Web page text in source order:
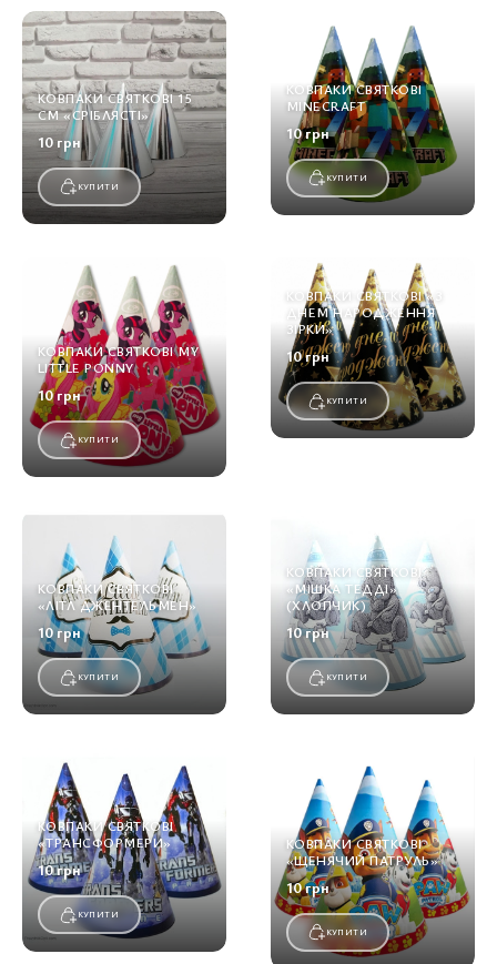
КОВПАКИ СВЯТКОВІ 15
СМ «СРІБЛЯСТІ»
10 грн
КУПИТИ
КОВПАКИ СВЯТКОВІ
MINECRAFT
10 грн
КУПИТИ
КОВПАКИ СВЯТКОВІ MY
LITTLE PONNY
10 грн
КУПИТИ
КОВПАКИ СВЯТКОВІ «З
ДНЕМ НАРОДЖЕННЯ
ЗІРКИ»
10 грн
КУПИТИ
КОВПАКИ СВЯТКОВІ
«ЛІТЛ ДЖЕНТЕЛЬМЕН»
10 грн
КУПИТИ
КОВПАКИ СВЯТКОВІ
«МІШКА ТЕДДІ»
(ХЛОПЧИК)
10 грн
КУПИТИ
КОВПАКИ СВЯТКОВІ
«ТРАНСФОРМЕРИ»
10 грн
КУПИТИ
КОВПАКИ СВЯТКОВІ
«ЩЕНЯЧИЙ ПАТРУЛЬ»
10 грн
КУПИТИ